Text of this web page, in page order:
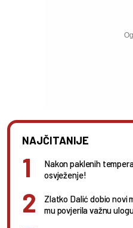
NAJČITANIJE
Nakon paklenih
osvježenje!
Zlatko Dalić dobio novi
mu povjerila važnu